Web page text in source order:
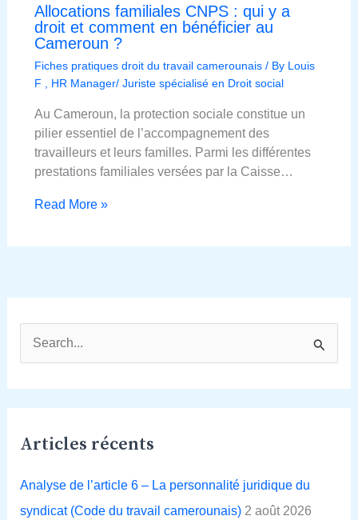
Allocations familiales CNPS : qui y a
droit et comment en bénéficier au
Cameroun ?
Fiches pratiques droit du travail camerounais/ By Louis
F , HR Manager/ Juriste spécialisé en Droit social
Au Cameroun, la protection sociale constitue un
pilier essentiel de l’accompagnement des
travailleurs et leurs familles. Parmi les différentes
prestations familiales versées par la Caisse…
Read More »
e
Articles récents
Analyse de l’article 6 – La personnalité juridique du
syndicat (Code du travail camerounais) 2 août 2026